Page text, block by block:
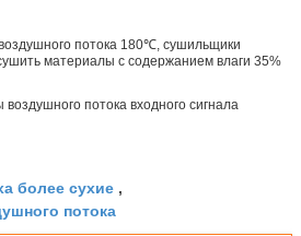
потока 180℃, сушильщики
материалы с содержанием влаги 35%
потока входного сигнала
более сухие ,
потока